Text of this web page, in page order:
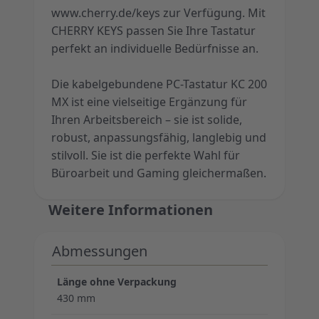
www.cherry.de/keys zur Verfügung. Mit
CHERRY KEYS passen Sie Ihre Tastatur
perfekt an individuelle Bedürfnisse an.
Die kabelgebundene PC-Tastatur KC 200
MX ist eine vielseitige Ergänzung für
Ihren Arbeitsbereich – sie ist solide,
robust, anpassungsfähig, langlebig und
stilvoll. Sie ist die perfekte Wahl für
Büroarbeit und Gaming gleichermaßen.
Weitere Informationen
Abmessungen
Länge ohne Verpackung
430 mm